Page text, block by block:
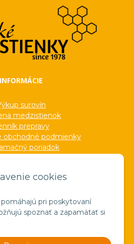
cookies
pri poskytovaní
spoznať a zapamätať si
INFORMÁCIE
surovín
medzistienok
prepravy
obchodné podmienky
poriadok
Formuláre
Ocenenia
obstarávanie